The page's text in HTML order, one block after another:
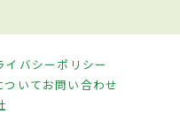
イバシーポリシー
いてお問い合わせ